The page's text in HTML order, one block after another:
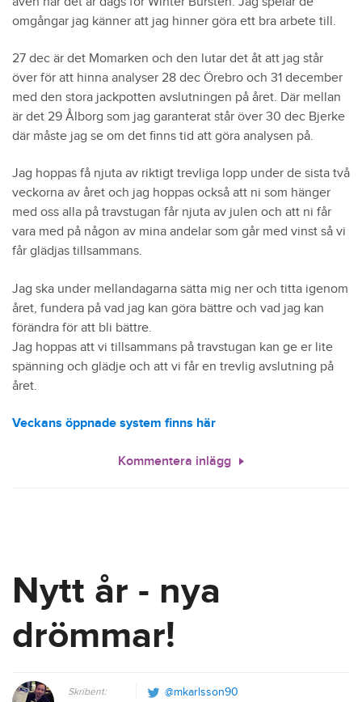
omgångar jag känner att jag hinner göra ett bra arbete till.
27 dec är det Momarken och den lutar det åt att jag står
över för att hinna analyser 28 dec Örebro och 31 december
med den stora jackpotten avslutningen på året. Där mellan
är det 29 Ålborg som jag garanterat står över 30 dec Bjerke
där måste jag se om det finns tid att göra analysen på.
Jag hoppas få njuta av riktigt trevliga lopp under de sista två
veckorna av året och jag hoppas också att ni som hänger
med oss alla på travstugan får njuta av julen och att ni får
vara med på någon av mina andelar som går med vinst så vi
får glädjas tillsammans.
Jag ska under mellandagarna sätta mig ner och titta igenom
året, fundera på vad jag kan göra bättre och vad jag kan
förändra för att bli bättre.
Jag hoppas att vi tillsammans på travstugan kan ge er lite
spänning och glädje och att vi får en trevlig avslutning på
året.
Veckans öppnade system finns här
Kommentera inlägg
Nytt år - nya
drömmar!
Skribent: @mkarlsson90